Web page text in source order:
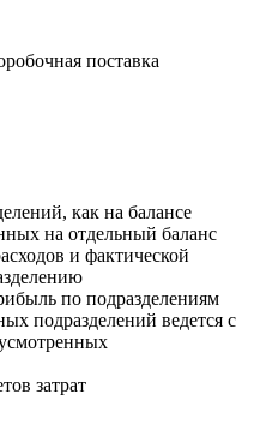
поставка
как на балансе
на отдельный баланс
и фактической
по подразделениям
подразделений ведется с
затрат